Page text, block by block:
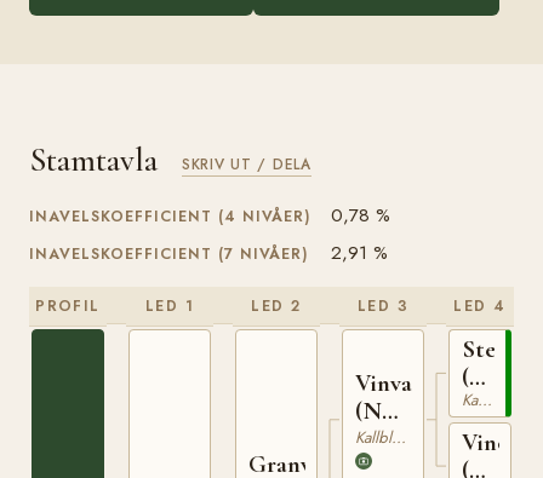
Stamtavla SKRIV UT / DELA
INAVELSKOEFFICIENT (4 NIVÅER) 0,78 %
INAVELSKOEFFICIENT (7 NIVÅER) 2,91 %
PROFIL LED 1 LED 2
Granvar
LED 3
Vinvar
(NO)
T-
230
Kallblodig Travare
LED 4
Stegg
(NO)
T-
169
Kallblodig Travare
Vinoga
(NO)